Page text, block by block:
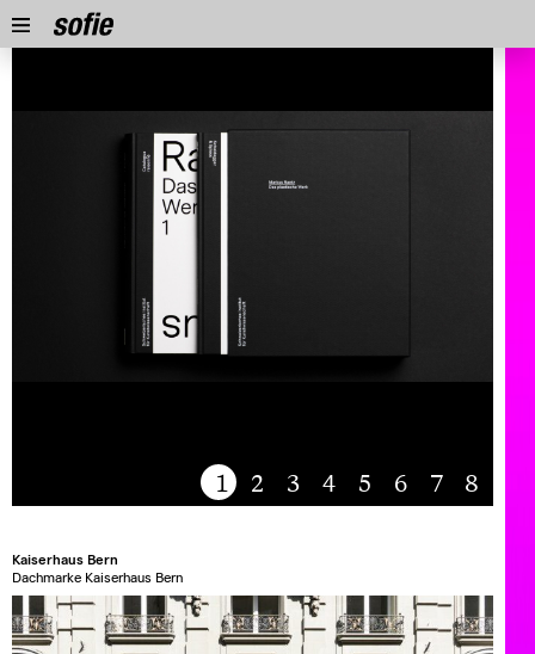
1 2 3 4 5 6 7 8
Kaiserhaus Bern
Dachmarke Kaiserhaus Bern